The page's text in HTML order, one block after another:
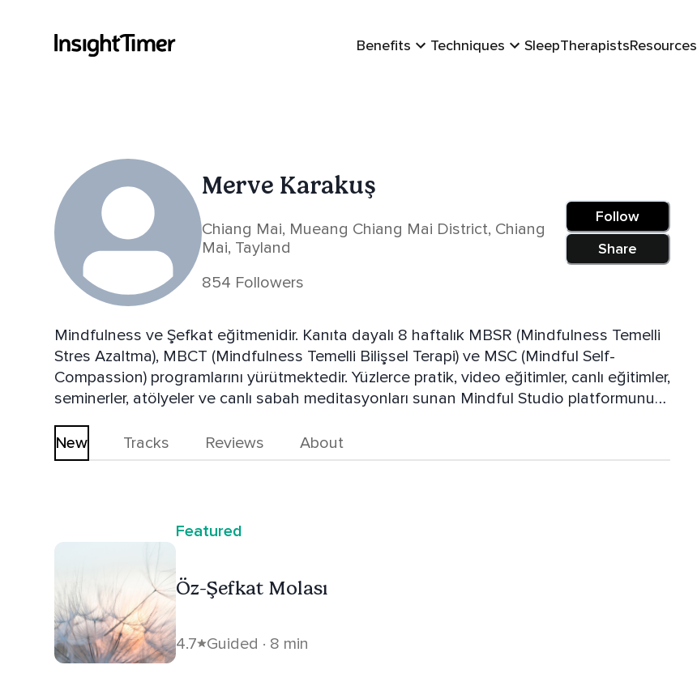
Benefits Techniques SleepTherapistsResources
Merve Karakuş
Chiang Mai, Mueang Chiang Mai District, Chiang
Mai, Tayland
854 Followers
Follow
Share
Mindfulness ve Şefkat eğitmenidir. Kanıta dayalı 8 haftalık MBSR (Mindfulness Temelli
Stres Azaltma), MBCT (Mindfulness Temelli Bilişsel Terapi) ve MSC (Mindful Self-
Compassion) programlarını yürütmektedir. Yüzlerce pratik, video eğitimler, canlı eğitimler,
seminerler, atölyeler ve canlı sabah meditasyonları sunan Mindful Studio platformunun
New
Tracks Reviews About
Featured
Öz-Şefkat Molası
4.7 Guided · 8 min